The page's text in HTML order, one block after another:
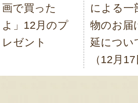
画で買った
よ」12月のプ
レゼント
による一
物のお届
延につい
（12月